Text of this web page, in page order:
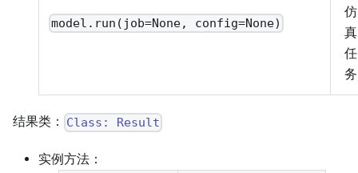
model.run(job=None, config=None)
仿
真
任
务
结果类： Class: Result
实例方法：